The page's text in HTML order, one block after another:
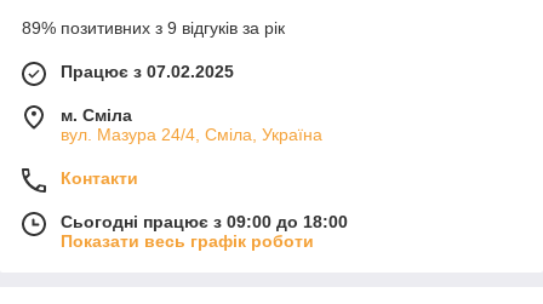
89% позитивних з 9 відгуків за рік
Працює з 07.02.2025
м. Сміла
вул. Мазура 24/4, Сміла, Україна
Контакти
Сьогодні працює з 09:00 до 18:00
Показати весь графік роботи